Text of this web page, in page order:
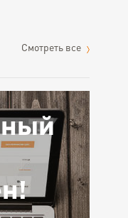
Cмотреть все